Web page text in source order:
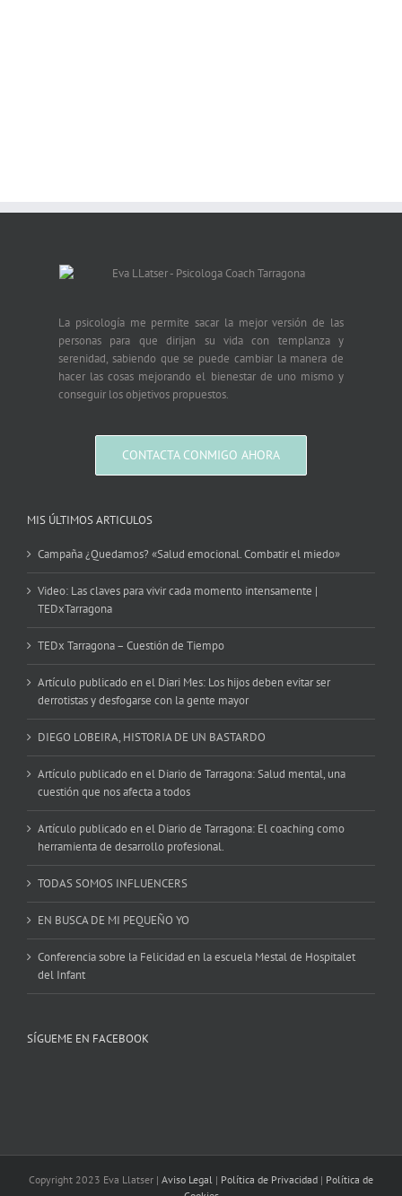
La psicología me permite sacar la mejor versión de las
personas para que dirijan su vida con templanza y
serenidad, sabiendo que se puede cambiar la manera de
hacer las cosas mejorando el bienestar de uno mismo y
conseguir los objetivos propuestos.
CONTACTA CONMIGO AHORA
MIS ÚLTIMOS ARTICULOS
Campaña ¿Quedamos? «Salud emocional. Combatir el miedo»
Video: Las claves para vivir cada momento intensamente |
TEDxTarragona
TEDx Tarragona – Cuestión de Tiempo
Artículo publicado en el Diari Mes: Los hijos deben evitar ser
derrotistas y desfogarse con la gente mayor
DIEGO LOBEIRA, HISTORIA DE UN BASTARDO
Artículo publicado en el Diario de Tarragona: Salud mental, una
cuestión que nos afecta a todos
Artículo publicado en el Diario de Tarragona: El coaching como
herramienta de desarrollo profesional.
TODAS SOMOS INFLUENCERS
EN BUSCA DE MI PEQUEÑO YO
Conferencia sobre la Felicidad en la escuela Mestal de Hospitalet
del Infant
SÍGUEME EN FACEBOOK
Copyright 2023 Eva Llatser | Aviso Legal | Política de Privacidad | Política de